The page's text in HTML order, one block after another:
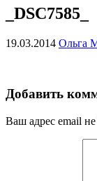
_DSC7585_
19.03.2014 Ольга
Добавить
Ваш адрес email